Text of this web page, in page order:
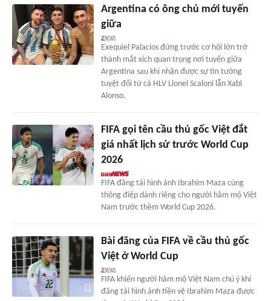
Argentina có ông chủ mới tuyến
giữa
Exequiel Palacios đứng trước cơ hội lớn trở
thành mắt xích quan trọng nơi tuyến giữa
Argentina sau khi nhận được sự tin tưởng
tuyệt đối từ cả HLV Lionel Scaloni lẫn Xabi
Alonso.
FIFA gọi tên cầu thủ gốc Việt đắt
giá nhất lịch sử trước World Cup
2026
FIFA đăng tải hình ảnh Ibrahim Maza cùng
thông điệp dành riêng cho người hâm mộ Việt
Nam trước thềm World Cup 2026.
Bài đăng của FIFA về cầu thủ gốc
Việt ở World Cup
FIFA khiến người hâm mộ Việt Nam chú ý khi
đăng tải hình ảnh tiền vệ Ibrahim Maza được